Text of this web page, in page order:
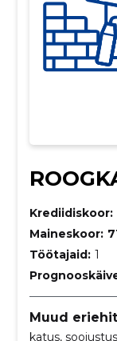
Krediidiskoor:
Maineskoor:
Töötajaid: 1
Muud
katus,